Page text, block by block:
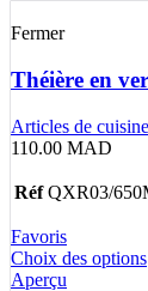
Fermer
Théière en
Articles de
110.00 MAD
Réf QXR03/
Favoris
Choix des options
Aperçu